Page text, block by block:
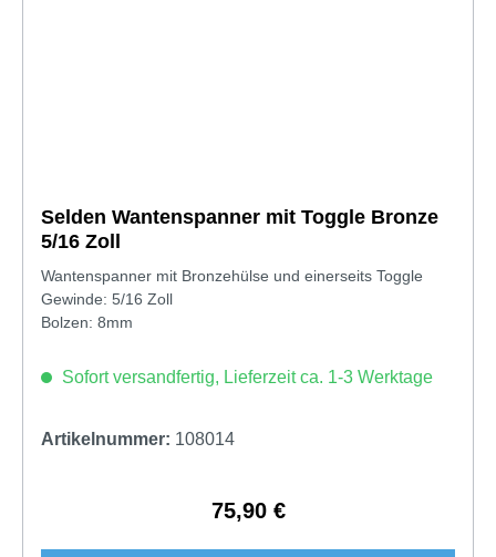
Selden Wantenspanner mit Toggle Bronze
5/16 Zoll
Wantenspanner mit Bronzehülse und einerseits Toggle
Gewinde: 5/16 Zoll
Bolzen: 8mm
Sofort versandfertig, Lieferzeit ca. 1-3 Werktage
Artikelnummer: 108014
Regulärer Preis:
75,90 €